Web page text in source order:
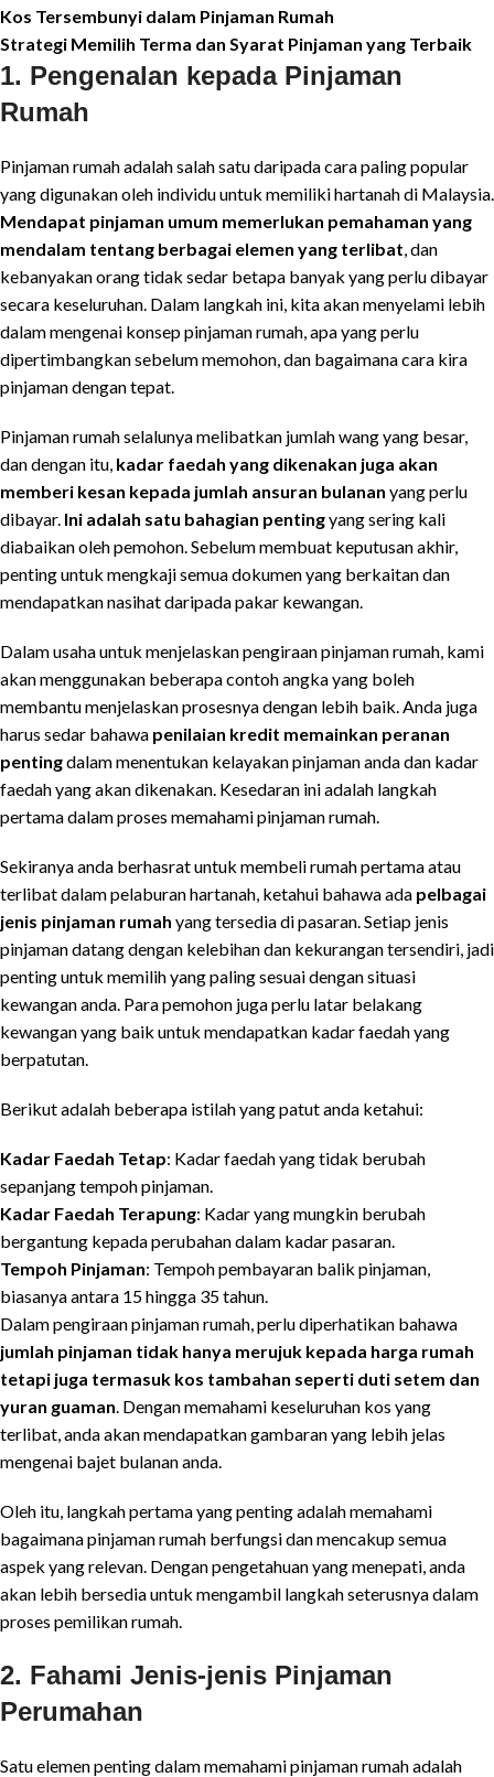
Kos Tersembunyi dalam Pinjaman Rumah
Strategi Memilih Terma dan Syarat Pinjaman yang Terbaik
1. Pengenalan kepada Pinjaman
Rumah
Pinjaman rumah adalah salah satu daripada cara paling popular
yang digunakan oleh individu untuk memiliki hartanah di Malaysia.
Mendapat pinjaman umum memerlukan pemahaman yang
mendalam tentang berbagai elemen yang terlibat , dan
kebanyakan orang tidak sedar betapa banyak yang perlu dibayar
secara keseluruhan. Dalam langkah ini, kita akan menyelami lebih
dalam mengenai konsep pinjaman rumah, apa yang perlu
dipertimbangkan sebelum memohon, dan bagaimana cara kira
pinjaman dengan tepat.
Pinjaman rumah selalunya melibatkan jumlah wang yang besar,
dan dengan itu, kadar faedah yang dikenakan juga akan
memberi kesan kepada jumlah ansuran bulanan yang perlu
dibayar. Ini adalah satu bahagian pentingyang sering kali
diabaikan oleh pemohon. Sebelum membuat keputusan akhir,
penting untuk mengkaji semua dokumen yang berkaitan dan
mendapatkan nasihat daripada pakar kewangan.
Dalam usaha untuk menjelaskan pengiraan pinjaman rumah, kami
akan menggunakan beberapa contoh angka yang boleh
membantu menjelaskan prosesnya dengan lebih baik. Anda juga
harus sedar bahawa penilaian kredit memainkan peranan
pentingdalam menentukan kelayakan pinjaman anda dan kadar
faedah yang akan dikenakan. Kesedaran ini adalah langkah
pertama dalam proses memahami pinjaman rumah.
Sekiranya anda berhasrat untuk membeli rumah pertama atau
terlibat dalam pelaburan hartanah, ketahui bahawa ada pelbagai
jenis pinjaman rumah yang tersedia di pasaran. Setiap jenis
pinjaman datang dengan kelebihan dan kekurangan tersendiri, jadi
penting untuk memilih yang paling sesuai dengan situasi
kewangan anda. Para pemohon juga perlu latar belakang
kewangan yang baik untuk mendapatkan kadar faedah yang
berpatutan.
Berikut adalah beberapa istilah yang patut anda ketahui:
Kadar Faedah Tetap: Kadar faedah yang tidak berubah
sepanjang tempoh pinjaman.
Kadar Faedah Terapung: Kadar yang mungkin berubah
bergantung kepada perubahan dalam kadar pasaran.
Tempoh Pinjaman: Tempoh pembayaran balik pinjaman,
biasanya antara 15 hingga 35 tahun.
Dalam pengiraan pinjaman rumah, perlu diperhatikan bahawa
jumlah pinjaman tidak hanya merujuk kepada harga rumah
tetapi juga termasuk kos tambahan seperti duti setem dan
yuran guaman . Dengan memahami keseluruhan kos yang
terlibat, anda akan mendapatkan gambaran yang lebih jelas
mengenai bajet bulanan anda.
Oleh itu, langkah pertama yang penting adalah memahami
bagaimana pinjaman rumah berfungsi dan mencakup semua
aspek yang relevan. Dengan pengetahuan yang menepati, anda
akan lebih bersedia untuk mengambil langkah seterusnya dalam
proses pemilikan rumah.
2. Fahami Jenis-jenis Pinjaman
Perumahan
Satu elemen penting dalam memahami pinjaman rumah adalah